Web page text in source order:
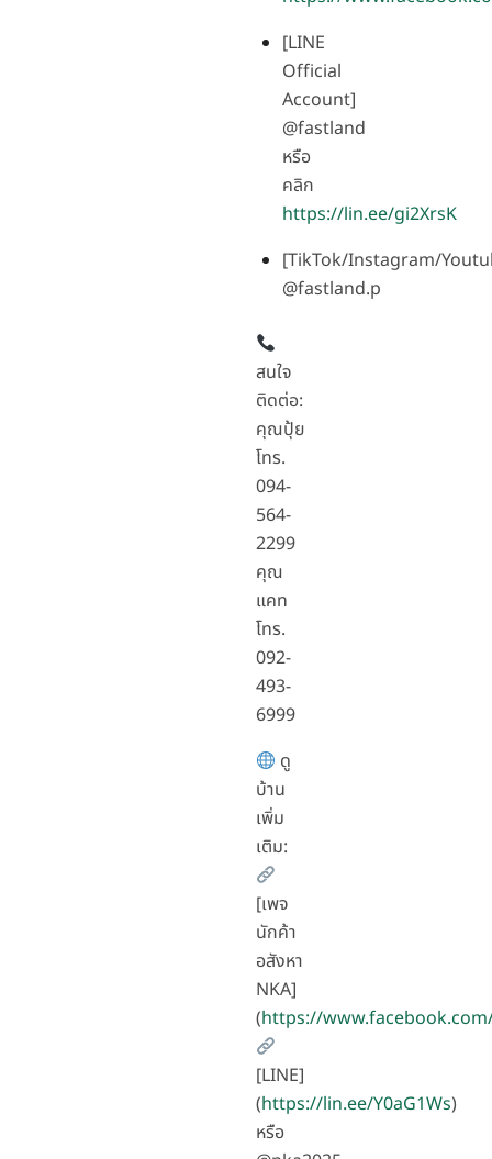
[LINE
Official
Account]
@fastland
หรือ
คลิก
https://lin.ee/gi2XrsK
[TikTok/Instagram/
@fastland.p
สนใจ
ติดต่อ:
คุณปุ้ย
โทร.
094-
564-
2299
คุณ
แคท
โทร.
092-
493-
6999
ดู
บ้าน
เพิ่ม
เติม:
[เพจ
นักค้า
อสังหา
NKA]
(https://
[LINE]
(https://lin.ee/Y0aG1Ws)
หรือ